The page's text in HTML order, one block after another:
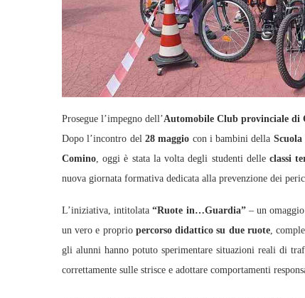
Prosegue l’impegno dell’Automobile Club provinciale di
Dopo l’incontro del 28 maggio con i bambini della
Comino, oggi è stata la volta degli studenti delleclassi
nuova giornata formativa dedicata alla prevenzione dei
L’iniziativa, intitolata“Ruote in…Guardia”– un omaggio
un vero e proprio percorso didattico su due ruote,
gli alunni hanno potuto sperimentare situazioni reali di
correttamente sulle strisce e adottare comportamenti